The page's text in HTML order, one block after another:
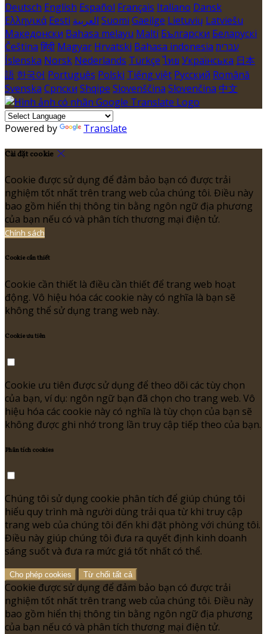
Deutsch English Español Français Italiano Dansk
Ελληνικά Eesti العربية Suomi Gaeilge Lietuvių Latviešu
Македонски Bahasa melayu Malti Български Беларускі
Čeština हिंदी Magyar Hrvatski Bahasa indonesia עברית
Íslenska Norsk Nederlands Türkçe ไทย Українська 日本
語 한국어 Português Polski Tiếng việt Русский Română
Svenska Српски Shqipe Slovenščina Slovenčina 中文
Powered by Translate
Cài đặt cookie
Cookie được sử dụng để đảm bảo bạn có được trải
nghiệm tốt nhất trên trang web của chúng tôi. Điều này
bao gồm hiển thị thông tin bằng ngôn ngữ địa phương
của bạn nếu có và phân tích thương mại điện tử.
Chính sách
Cookie cần thiết
Cookie cần thiết là điều cần thiết để trang web hoạt
động. Vô hiệu hóa các cookie này có nghĩa là bạn sẽ
không thể sử dụng trang web này.
Cookie ưu tiên
Cookie ưu tiên được sử dụng để theo dõi các tùy chọn
của bạn, ví dụ: ngôn ngữ bạn đã chọn cho trang web. Vô
hiệu hóa các cookie này có nghĩa là tùy chọn của bạn sẽ
không được ghi nhớ trong lần truy cập tiếp theo của bạn.
Phân tích cookies
Chúng tôi sử dụng cookie phân tích để giúp chúng tôi
hiểu quy trình mà người dùng trải qua từ khi truy cập
trang web của chúng tôi đến khi đặt phòng với chúng tôi.
Điều này giúp chúng tôi đưa ra quyết định kinh doanh
sáng suốt và đưa ra mức giá tốt nhất có thể.
Cho phép cookies Từ chối tất cả
Cookie được sử dụng để đảm bảo bạn có được trải
nghiệm tốt nhất trên trang web của chúng tôi. Điều này
bao gồm hiển thị thông tin bằng ngôn ngữ địa phương
của bạn nếu có và phân tích thương mại điện tử.